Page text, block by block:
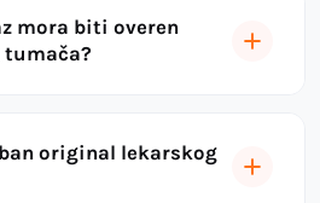
mora biti overen
tumača?
original lekarskog